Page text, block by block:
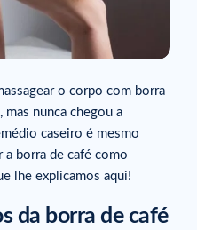
o corpo com borra
nunca chegou a
caseiro é mesmo
a borra de café como
lhe explicamos aqui!
da borra de café